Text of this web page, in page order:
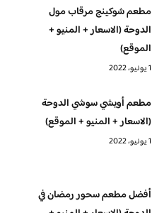
مطعم شوكينج مرقاب مول
الدوحة (الاسعار + المنيو +
الموقع)
1 يونيو، 2022
مطعم أويشي سوشي الدوحة
(الاسعار + المنيو + الموقع)
1 يونيو، 2022
أفضل مطعم سحور رمضان في